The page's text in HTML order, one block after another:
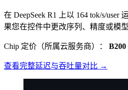
在 DeepSeek R1 上以 164 tok/s/user
果您在控件中更改序列、精度或模
Chip 定价（所属云服务商）： B200
查看完整延迟与吞吐量对比 →